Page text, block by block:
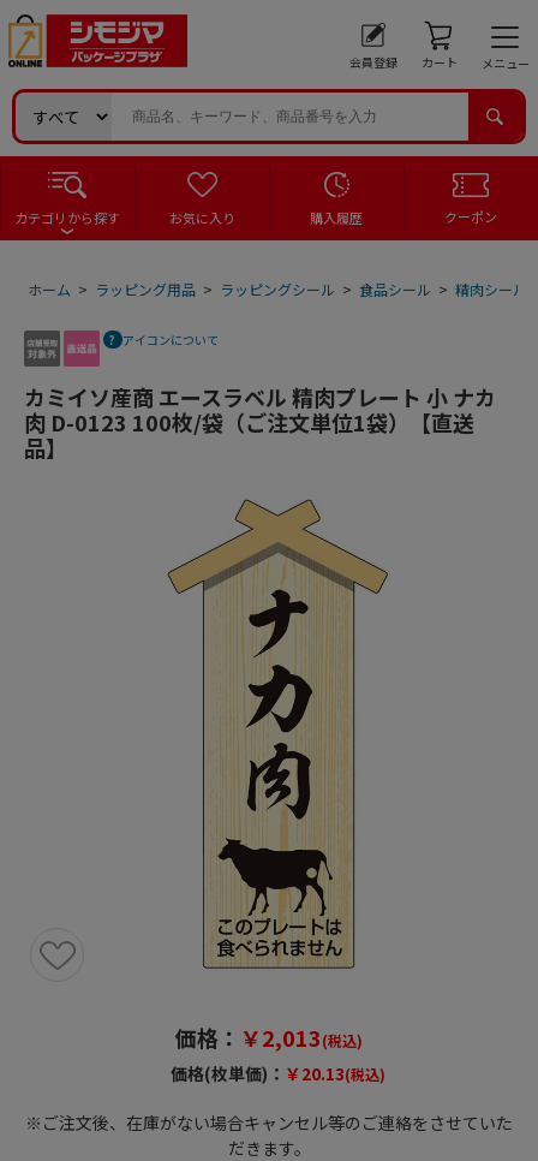
会員登録 カート メニュー
カテゴリから探す お気に入り 購入履歴 クーポン
ホーム > ラッピング用品 > ラッピングシール > 食品シール > 精肉シール
アイコンについて
カミイソ産商 エースラベル 精肉プレート 小 ナカ
肉 D-0123 100枚/袋（ご注文単位1袋）【直送
品】
価格： ￥2,013(税込)
価格(枚単価)： ￥20.13(税込)
※ご注文後、在庫がない場合キャンセル等のご連絡をさせていた
だきます。